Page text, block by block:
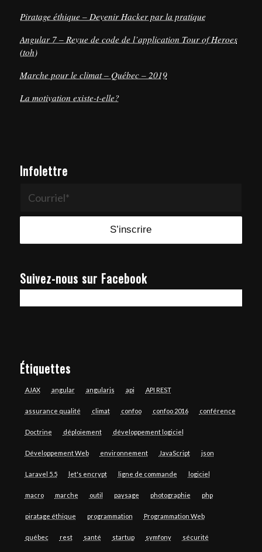
Piratage éthique – Devenir Hacker par la pratique
Angular 7 – Revue de code de l’application Tour of Heroes
(toh)
Marche pour le climat – Québec – 2019
La motivation existe-t-elle?
Infolettre
Suivez-nous sur Facebook
Étiquettes
AJAX angular angularjs api API REST
assurance qualité climat confoo confoo 2016 conférence
Doctrine déploiement développement logiciel
Développement Web environnement JavaScript json
Laravel 5.5 let's encrypt ligne de commande logiciel
macro marche outil paysage photographie php
piratage éthique programmation Programmation Web
québec rest santé startup symfony sécurité